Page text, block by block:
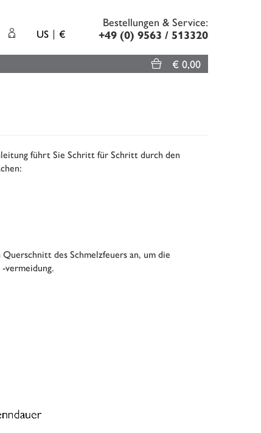
US €
Bestellungen & Service:
+49 (0) 9563 / 513320
€ 0,00
führt Sie Schritt für Schritt durch den
des Schmelzfeuers an, um die
vermeidung.